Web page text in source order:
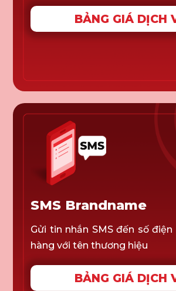
BẢNG GIÁ DỊCH
SMS Brandname
Gửi tin nhắn SMS đến số
hàng với tên thương hiệu
BẢNG GIÁ DỊCH